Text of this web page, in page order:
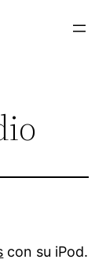
con su iPod.